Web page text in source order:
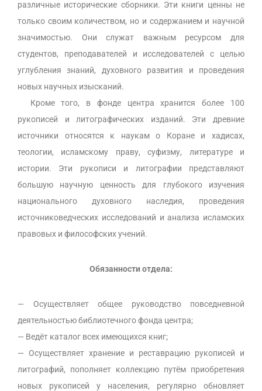
различные исторические сборники. Эти книги ценны не
только своим количеством, но и содержанием и научной
значимостью. Они служат важным ресурсом для
студентов, преподавателей и исследователей с целью
углубления знаний, духовного развития и проведения
новых научных изысканий.
Кроме того, в фонде центра хранится более 100
рукописей и литографических изданий. Эти древние
источники относятся к наукам о Коране и хадисах,
теологии, исламскому праву, суфизму, литературе и
истории. Эти рукописи и литографии представляют
большую научную ценность для глубокого изучения
национального духовного наследия, проведения
источниковедческих исследований и анализа исламских
правовых и философских учений.
Обязанности отдела:
— Осуществляет общее руководство повседневной
деятельностью библиотечного фонда центра;
— Ведёт каталог всех имеющихся книг;
— Осуществляет хранение и реставрацию рукописей и
литографий, пополняет коллекцию путём приобретения
новых рукописей у населения, регулярно обновляет